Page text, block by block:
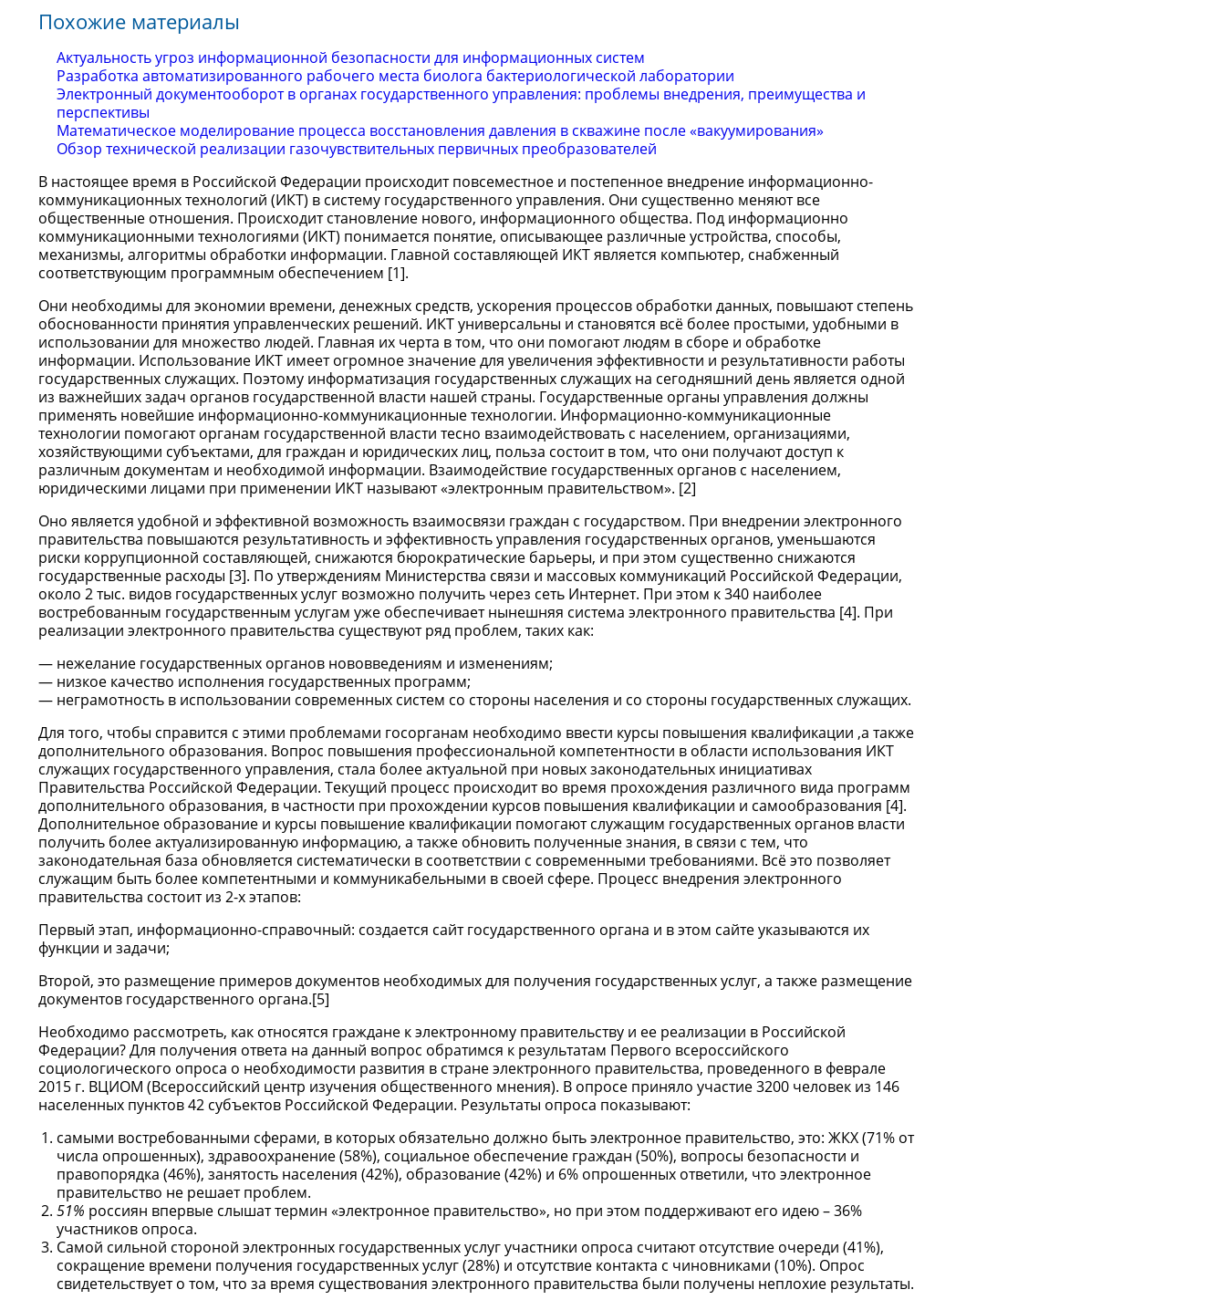
Похожие материалы
Актуальность угроз информационной безопасности для информационных систем
Разработка автоматизированного рабочего места биолога бактериологической лаборатории
Электронный документооборот в органах государственного управления: проблемы внедрения, преимущества и
перспективы
Математическое моделирование процесса восстановления давления в скважине после «вакуумирования»
Обзор технической реализации газочувствительных первичных преобразователей
В настоящее время в Российской Федерации происходит повсеместное и постепенное внедрение информационно-
коммуникационных технологий (ИКТ) в систему государственного управления. Они существенно меняют все
общественные отношения. Происходит становление нового, информационного общества. Под информационно
коммуникационными технологиями (ИКТ) понимается понятие, описывающее различные устройства, способы,
механизмы, алгоритмы обработки информации. Главной составляющей ИКТ является компьютер, снабженный
соответствующим программным обеспечением [1].
Они необходимы для экономии времени, денежных средств, ускорения процессов обработки данных, повышают степень
обоснованности принятия управленческих решений. ИКТ универсальны и становятся всё более простыми, удобными в
использовании для множество людей. Главная их черта в том, что они помогают людям в сборе и обработке
информации. Использование ИКТ имеет огромное значение для увеличения эффективности и результативности работы
государственных служащих. Поэтому информатизация государственных служащих на сегодняшний день является одной
из важнейших задач органов государственной власти нашей страны. Государственные органы управления должны
применять новейшие информационно-коммуникационные технологии. Информационно-коммуникационные
технологии помогают органам государственной власти тесно взаимодействовать с населением, организациями,
хозяйствующими субъектами, для граждан и юридических лиц, польза состоит в том, что они получают доступ к
различным документам и необходимой информации. Взаимодействие государственных органов с населением,
юридическими лицами при применении ИКТ называют «электронным правительством». [2]
Оно является удобной и эффективной возможность взаимосвязи граждан с государством. При внедрении электронного
правительства повышаются результативность и эффективность управления государственных органов, уменьшаются
риски коррупционной составляющей, снижаются бюрократические барьеры, и при этом существенно снижаются
государственные расходы [3]. По утверждениям Министерства связи и массовых коммуникаций Российской Федерации,
около 2 тыс. видов государственных услуг возможно получить через сеть Интернет. При этом к 340 наиболее
востребованным государственным услугам уже обеспечивает нынешняя система электронного правительства [4]. При
реализации электронного правительства существуют ряд проблем, таких как:
нежелание государственных органов нововведениям и изменениям;
низкое качество исполнения государственных программ;
неграмотность в использовании современных систем со стороны населения и со стороны государственных служащих.
Для того, чтобы справится с этими проблемами госорганам необходимо ввести курсы повышения квалификации ,а также
дополнительного образования. Вопрос повышения профессиональной компетентности в области использования ИКТ
служащих государственного управления, стала более актуальной при новых законодательных инициативах
Правительства Российской Федерации. Текущий процесс происходит во время прохождения различного вида программ
дополнительного образования, в частности при прохождении курсов повышения квалификации и самообразования [4].
Дополнительное образование и курсы повышение квалификации помогают служащим государственных органов власти
получить более актуализированную информацию, а также обновить полученные знания, в связи с тем, что
законодательная база обновляется систематически в соответствии с современными требованиями. Всё это позволяет
служащим быть более компетентными и коммуникабельными в своей сфере. Процесс внедрения электронного
правительства состоит из 2-х этапов:
Первый этап, информационно-справочный: создается сайт государственного органа и в этом сайте указываются их
функции и задачи;
Второй, это размещение примеров документов необходимых для получения государственных услуг, а также размещение
документов государственного органа.[5]
Необходимо рассмотреть, как относятся граждане к электронному правительству и ее реализации в Российской
Федерации? Для получения ответа на данный вопрос обратимся к результатам Первого всероссийского
социологического опроса о необходимости развития в стране электронного правительства, проведенного в феврале
2015 г. ВЦИОМ (Всероссийский центр изучения общественного мнения). В опросе приняло участие 3200 человек из 146
населенных пунктов 42 субъектов Российской Федерации. Результаты опроса показывают:
самыми востребованными сферами, в которых обязательно должно быть электронное правительство, это: ЖКХ (71% от
числа опрошенных), здравоохранение (58%), социальное обеспечение граждан (50%), вопросы безопасности и
правопорядка (46%), занятость населения (42%), образование (42%) и 6% опрошенных ответили, что электронное
правительство не решает проблем.
51% россиян впервые слышат термин «электронное правительство», но при этом поддерживают его идею – 36%
участников опроса.
Самой сильной стороной электронных государственных услуг участники опроса считают отсутствие очереди (41%),
сокращение времени получения государственных услуг (28%) и отсутствие контакта с чиновниками (10%). Опрос
свидетельствует о том, что за время существования электронного правительства были получены неплохие результаты.